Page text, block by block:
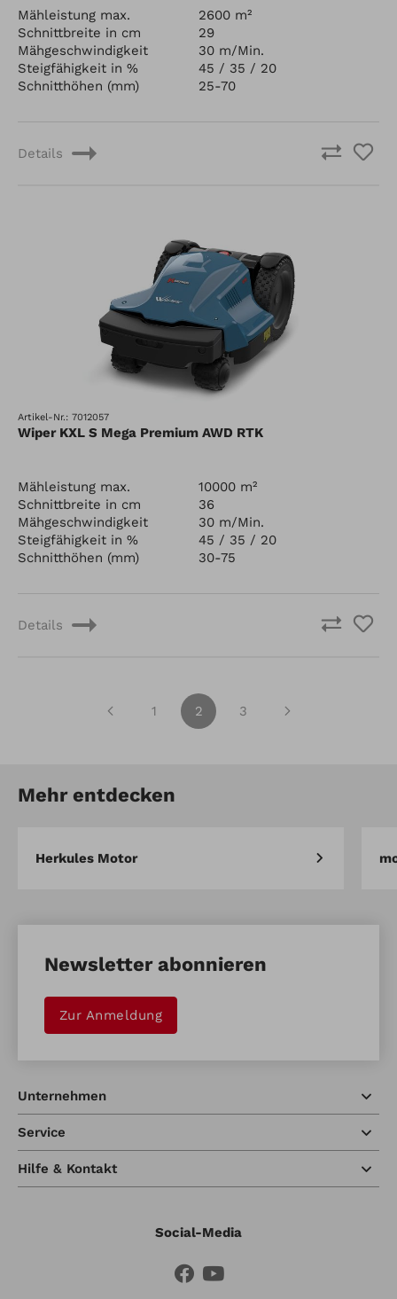
Mähleistung max.
2600 m²
Schnittbreite in cm
29
Mähgeschwindigkeit
30 m/Min.
Steigfähigkeit in %
45 / 35 / 20
Schnitthöhen (mm)
25-70
Details
Artikel-Nr.: 7012057
Wiper KXL S Mega Premium AWD RTK
Mähleistung max.
10000 m²
Schnittbreite in cm
36
Mähgeschwindigkeit
30 m/Min.
Steigfähigkeit in %
45 / 35 / 20
Schnitthöhen (mm)
30-75
Details
1 2 3
Mehr entdecken
Herkules Motor
Newsletter abonnieren
Zur Anmeldung
Unternehmen
Service
Hilfe & Kontakt
Social-Media